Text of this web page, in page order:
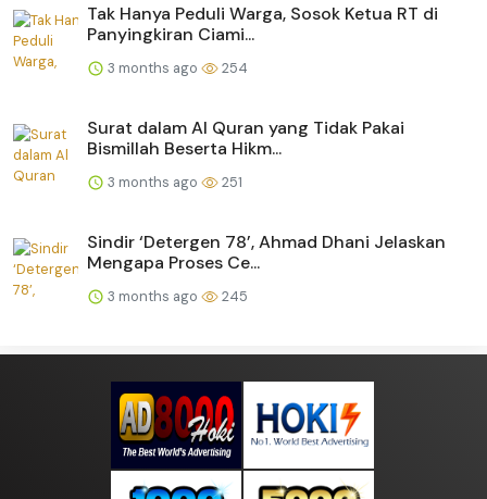
Tak Hanya Peduli Warga, Sosok Ketua RT di
Panyingkiran Ciami...
3 months ago 254
Surat dalam Al Quran yang Tidak Pakai
Bismillah Beserta Hikm...
3 months ago 251
Sindir ‘Detergen 78’, Ahmad Dhani Jelaskan
Mengapa Proses Ce...
3 months ago 245